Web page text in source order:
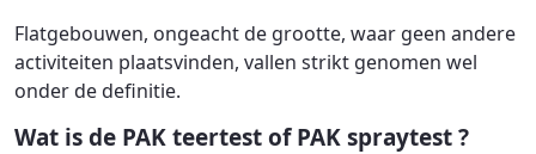
Flatgebouwen, ongeacht de grootte, waar geen andere
activiteiten plaatsvinden, vallen strikt genomen wel
onder de definitie.
Wat is de PAK teertest of PAK spraytest ?